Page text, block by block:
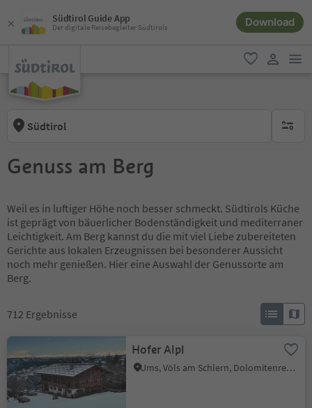
Südtirol Guide App
Der digitale Reisebegleiter Südtirols Download
favorit
Südtirol keine
Genuss am Berg
Weil es in luftiger Höhe noch besser schmeckt. Südtirols Küche
ist geprägt von bäuerlicher Bodenständigkeit und mediterraner
Leichtigkeit. Am Berg kannst du die mit viel Liebe zubereiteten
Gerichte aus lokalen Erzeugnissen bei besonderer Aussicht
noch mehr genießen. Hier eine Auswahl der Genussorte am
Berg.
712 Ergebnisse
Hofer Alpl
Ums, Völs am Schlern, Dolomitenregion Seiser Alm